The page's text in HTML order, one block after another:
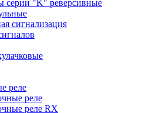
серии "K" реверсивные
сигнализация
реле
реле
реле RX